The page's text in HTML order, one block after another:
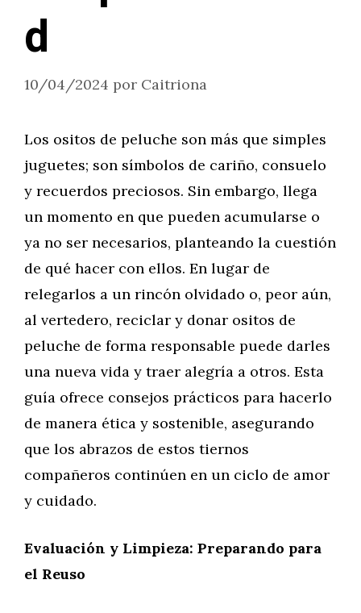
d
10/04/2024 por Caitriona
Los ositos de peluche son más que simples
juguetes; son símbolos de cariño, consuelo
y recuerdos preciosos. Sin embargo, llega
un momento en que pueden acumularse o
ya no ser necesarios, planteando la cuestión
de qué hacer con ellos. En lugar de
relegarlos a un rincón olvidado o, peor aún,
al vertedero, reciclar y donar ositos de
peluche de forma responsable puede darles
una nueva vida y traer alegría a otros. Esta
guía ofrece consejos prácticos para hacerlo
de manera ética y sostenible, asegurando
que los abrazos de estos tiernos
compañeros continúen en un ciclo de amor
y cuidado.
Evaluación y Limpieza: Preparando para
el Reuso